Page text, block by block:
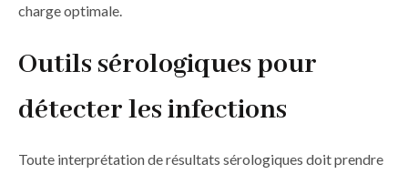
charge optimale.
Outils sérologiques pour
détecter les infections
Toute interprétation de résultats sérologiques doit prendre